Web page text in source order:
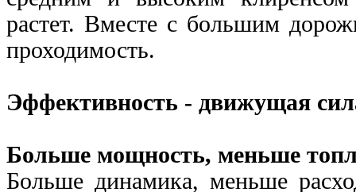
растет. Вместе с большим
проходимость.
Эффективность - движущая
Больше мощность, меньше
Больше динамика, меньше